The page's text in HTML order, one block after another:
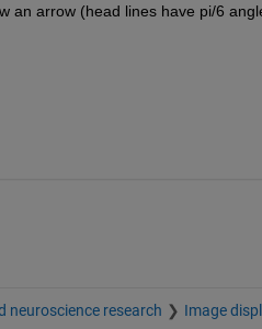
an arrow (head lines have pi/6
neuroscience research Image